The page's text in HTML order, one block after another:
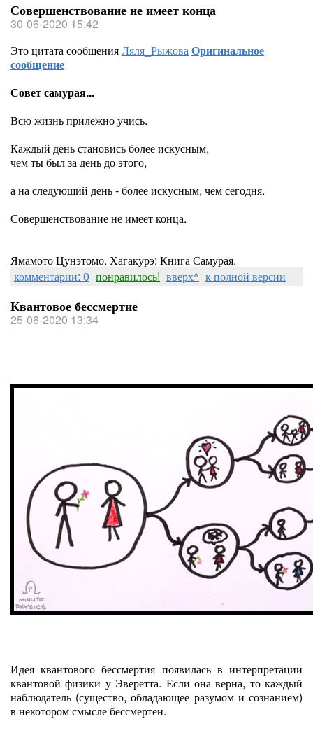
Совершенствование не имеет конца
30-06-2020 15:42
Это цитата сообщенияЛяля_РыжоваОригинальное
сообщение
Совет самурая...
Всю жизнь прилежно учись.
Каждый день становись более искусным,
чем ты был за день до этого,
а на следующий день - более искусным, чем сегодня.
Совершенствование не имеет конца.
Ямамото Цунэтомо. Хагакурэ: Книга Самурая.
комментарии: 0 понравилось! вверх^ к полной версии
Квантовое бессмертие
25-06-2020 13:34
Идея квантового бессмертия появилась в интерпретации
квантовой физики у Эверетта. Если она верна, то каждый
наблюдатель (существо, обладающее разумом и сознанием)
в некотором смысле бессмертен.